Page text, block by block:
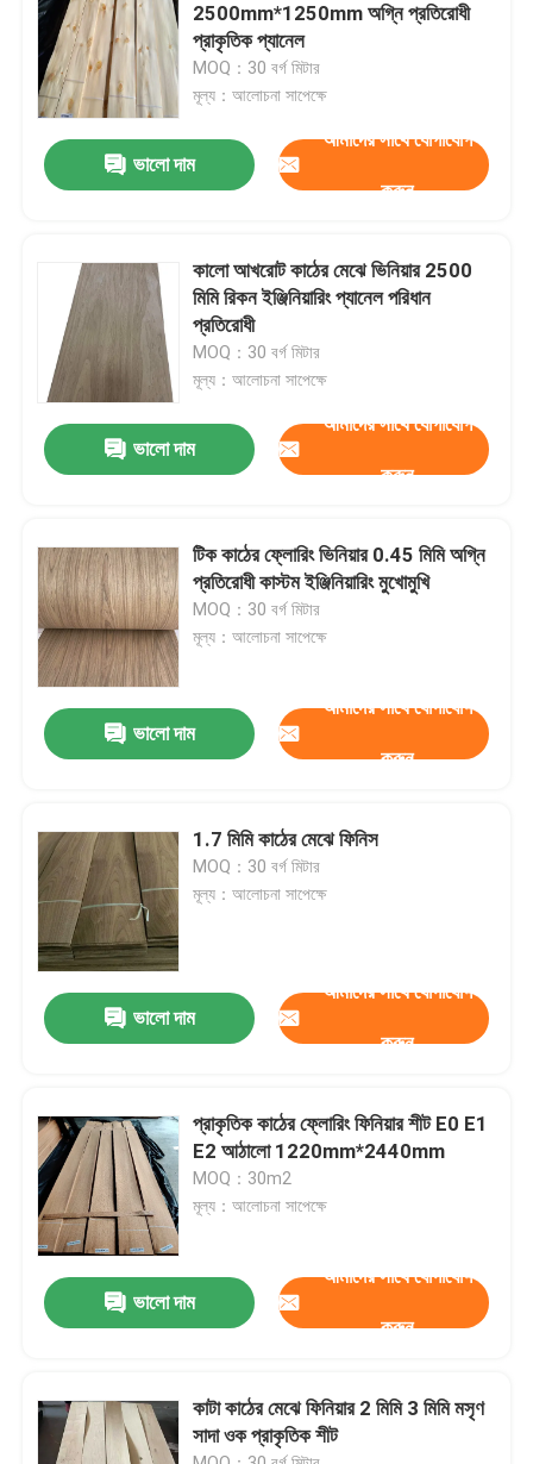
পণ্য
আমাদের সম্পর্কে
কারখানা ভ্রমণ
যোগাযোগ করুন
উদ্ধৃতির জন্য আবেদন
প্রাকৃতিক কাঠ ব্যহ্যাবরণ
কাঠের মেঝে ব্যহ্যাবরণ
2500mm*1250mm অগ্নি প্রতিরোধী
প্রাকৃতিক প্যানেল
MOQ：30 বর্গ মিটার
মূল্য：আলোচনা সাপেক্ষে
ভালো দাম
আমাদের সাথে যোগাযোগ
করুন
কালো আখরোট কাঠের মেঝে ভিনিয়ার 2500
মিমি রিকন ইঞ্জিনিয়ারিং প্যানেল পরিধান
প্রতিরোধী
MOQ：30 বর্গ মিটার
মূল্য：আলোচনা সাপেক্ষে
ভালো দাম
আমাদের সাথে যোগাযোগ
করুন
টিক কাঠের ফ্লোরিং ভিনিয়ার 0.45 মিমি অগ্নি
প্রতিরোধী কাস্টম ইঞ্জিনিয়ারিং মুখোমুখি
MOQ：30 বর্গ মিটার
মূল্য：আলোচনা সাপেক্ষে
ভালো দাম
আমাদের সাথে যোগাযোগ
করুন
1.7 মিমি কাঠের মেঝে ফিনিস
MOQ：30 বর্গ মিটার
মূল্য：আলোচনা সাপেক্ষে
ভালো দাম
আমাদের সাথে যোগাযোগ
করুন
প্রাকৃতিক কাঠের ফ্লোরিং ফিনিয়ার শীট E0 E1
E2 আঠালো 1220mm*2440mm
MOQ：30m2
মূল্য：আলোচনা সাপেক্ষে
ভালো দাম
আমাদের সাথে যোগাযোগ
করুন
কাটা কাঠের মেঝে ফিনিয়ার 2 মিমি 3 মিমি মসৃণ
সাদা ওক প্রাকৃতিক শীট